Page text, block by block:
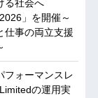
る社会へ
」を開催～
仕事の両立支援
フォーマンスレ
の運用実